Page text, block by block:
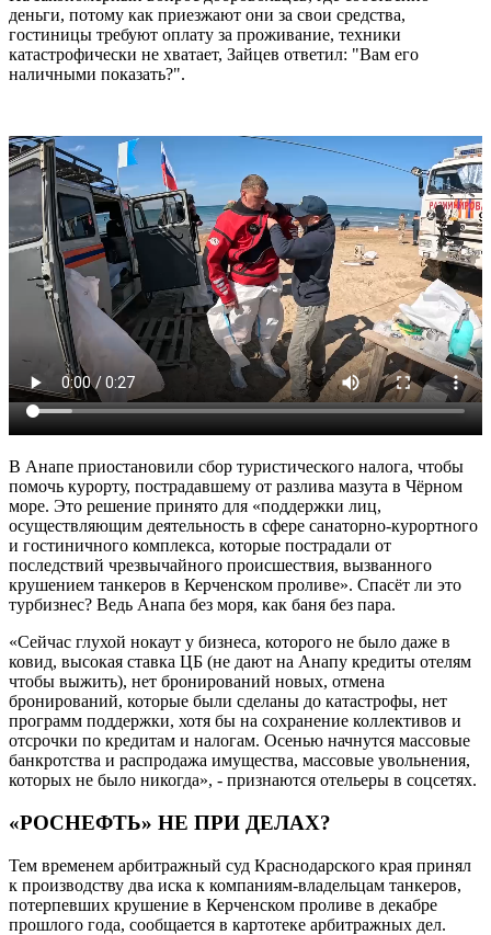
деньги, потому как приезжают они за свои средства,
гостиницы требуют оплату за проживание, техники
катастрофически не хватает, Зайцев ответил: "Вам его
наличными показать?".
В Анапе приостановили сбор туристического налога, чтобы
помочь курорту, пострадавшему от разлива мазута в Чёрном
море. Это решение принято для «поддержки лиц,
осуществляющим деятельность в сфере санаторно-курортного
и гостиничного комплекса, которые пострадали от
последствий чрезвычайного происшествия, вызванного
крушением танкеров в Керченском проливе». Спасёт ли это
турбизнес? Ведь Анапа без моря, как баня без пара.
«Сейчас глухой нокаут у бизнеса, которого не было даже в
ковид, высокая ставка ЦБ (не дают на Анапу кредиты отелям
чтобы выжить), нет бронирований новых, отмена
бронирований, которые были сделаны до катастрофы, нет
программ поддержки, хотя бы на сохранение коллективов и
отсрочки по кредитам и налогам. Осенью начнутся массовые
банкротства и распродажа имущества, массовые увольнения,
которых не было никогда», - признаются отельеры в соцсетях.
«РОСНЕФТЬ» НЕ ПРИ ДЕЛАХ?
Тем временем арбитражный суд Краснодарского края принял
к производству два иска к компаниям-владельцам танкеров,
потерпевших крушение в Керченском проливе в декабре
прошлого года, сообщается в картотеке арбитражных дел.